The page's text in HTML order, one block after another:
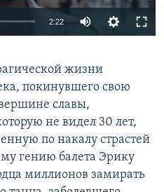
2:22
жизни
покинувшего свою
славы,
не видел 30 лет,
по накалу страстей
гению балета Эрику
миллионов замирать